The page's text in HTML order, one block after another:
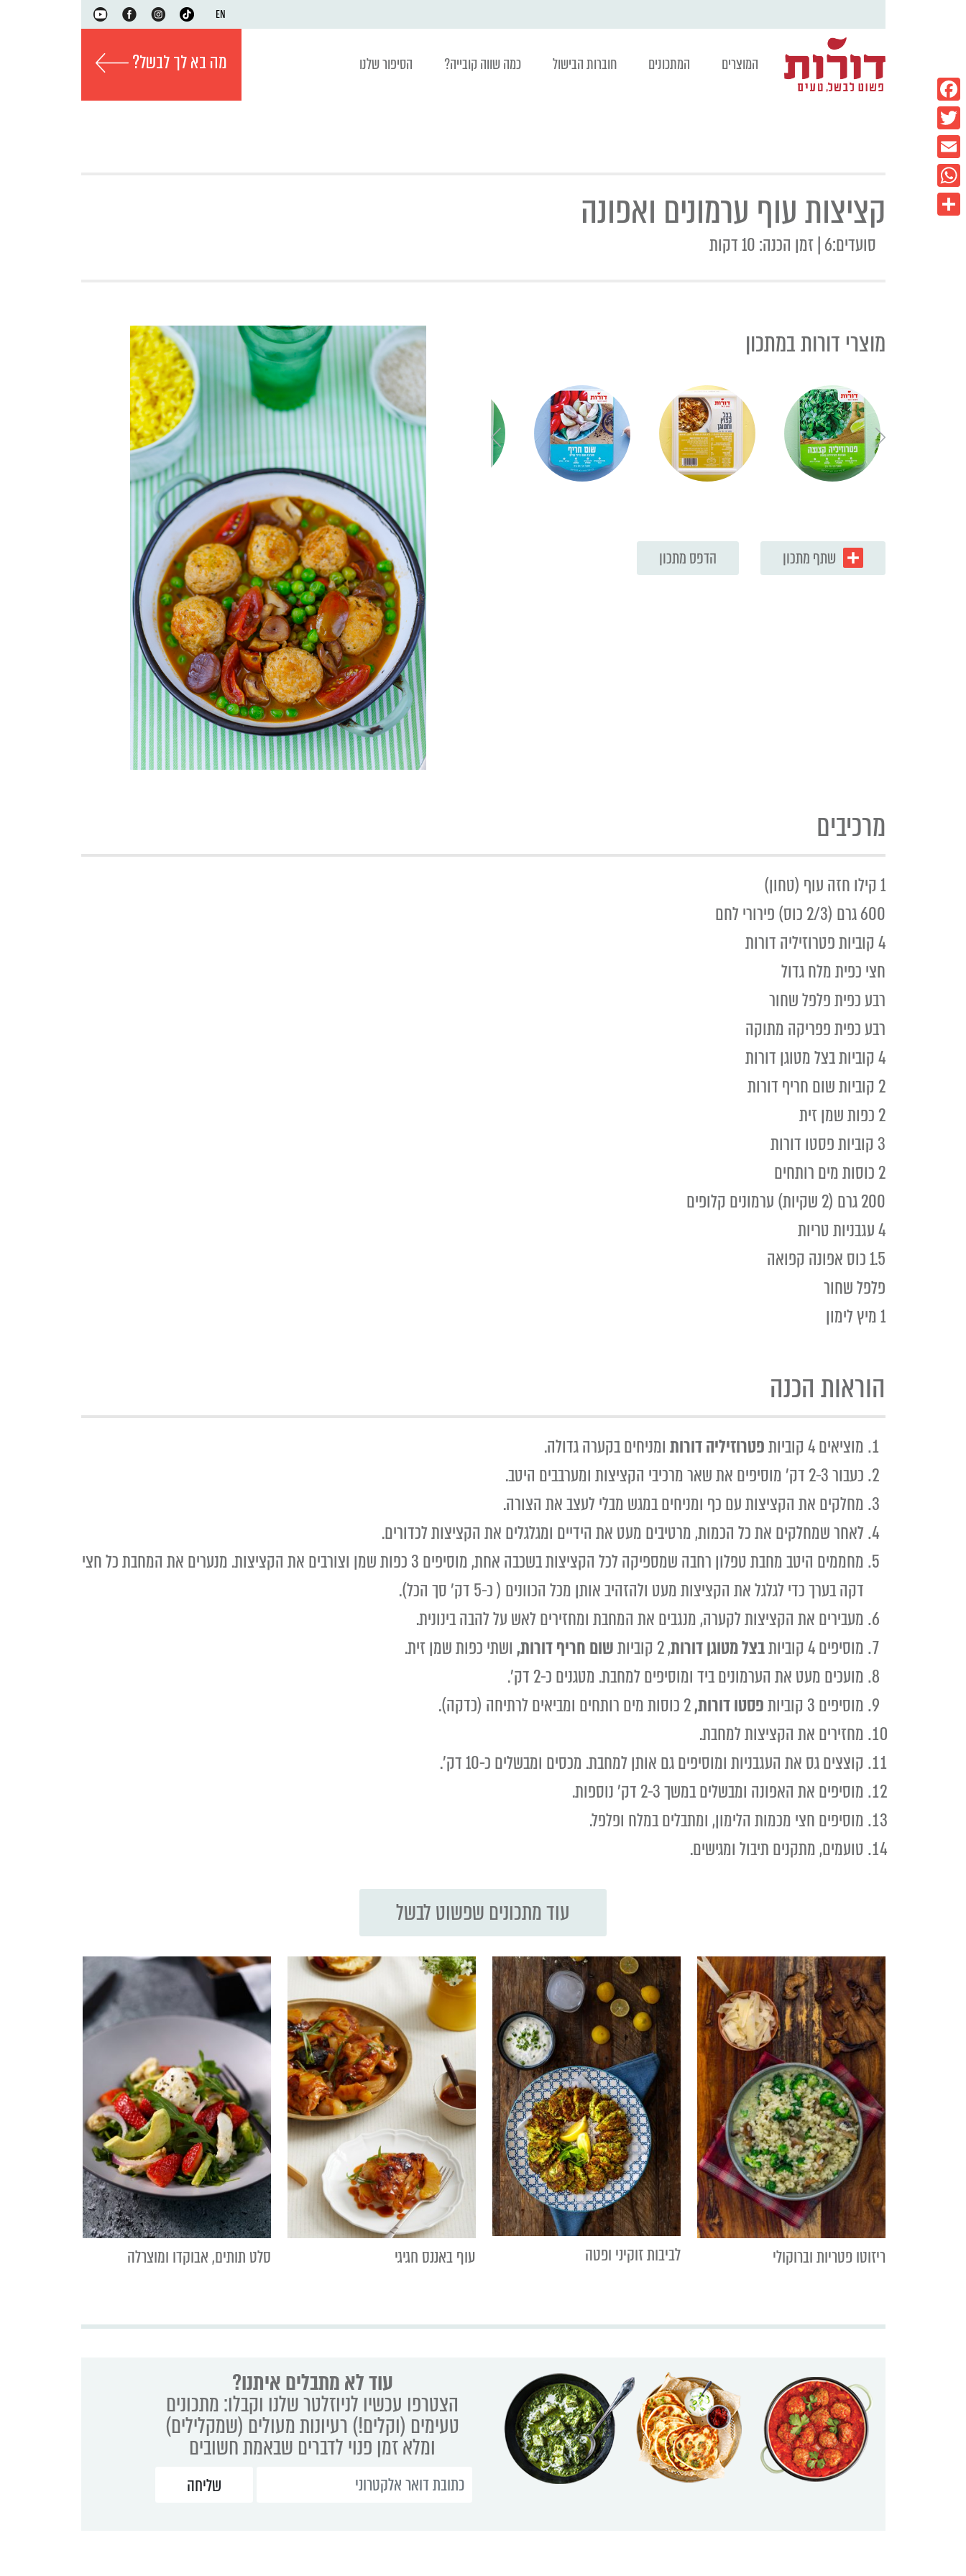
EN
המוצרים המתכונים חוברות הבישול כמה שווה קובייה? הסיפור שלנו מה בא לך לבשל?
קציצות עוף ערמונים ואפונה
סועדים:6 | זמן הכנה: 10 דקות
מוצרי דורות במתכון
הדפס מתכון שתף מתכון
מרכיבים
1 קילו חזה עוף (טחון)
600 גרם (2/3 כוס) פירורי לחם
4 קוביות פטרוזיליה דורות
חצי כפית מלח גדול
רבע כפית פלפל שחור
רבע כפית פפריקה מתוקה
4 קוביות בצל מטוגן דורות
2 קוביות שום חריף דורות
2 כפות שמן זית
3 קוביות פסטו דורות
2 כוסות מים רותחים
200 גרם (2 שקיות) ערמונים קלופים
4 עגבניות טריות
1.5 כוס אפונה קפואה
פלפל שחור
1 מיץ לימון
הוראות הכנה
מוציאים 4 קוביות פטרוזיליה דורותומניחים בקערה גדולה.
כעבור 2-3 דק' מוסיפים את שאר מרכיבי הקציצות ומערבבים היטב.
מחלקים את הקציצות עם כף ומניחים במגש מבלי לעצב את הצורה.
לאחר שמחלקים את כל הכמות, מרטיבים מעט את הידיים ומגלגלים את הקציצות לכדורים.
מחממים היטב מחבת טפלון רחבה שמספיקה לכל הקציצות בשכבה אחת, מוסיפים 3 כפות שמן וצורבים את הקציצות. מנערים את המחבת כל חצי
דקה בערך כדי לגלגל את הקציצות מעט ולהזהיב אותן מכל הכוונים ( כ-5 דק' סך הכל).
מעבירים את הקציצות לקערה, מנגבים את המחבת ומחזירים לאש על להבה בינונית.
מוסיפים 4 קוביות
בצל מטוגן דורות, 2 קוביות שום חריף דורות,ושתי כפות שמן זית.
מועכים מעט את הערמונים ביד ומוסיפים למחבת. מטגנים כ-2 דק'.
מוסיפים 3 קוביות
פסטו דורות,2 כוסות מים רותחים ומביאים לרתיחה (כדקה).
מחזירים את הקציצות למחבת.
קוצצים גס את העגבניות ומוסיפים גם אותן למחבת. מכסים ומבשלים כ-10 דק'.
מוסיפים את האפונה ומבשלים במשך 2-3 דק' נוספות.
מוסיפים חצי מכמות הלימון, ומתבלים במלח ופלפל.
טועמים, מתקנים תיבול ומגישים.
עוד מתכונים שפשוט לבשל
ריזוטו פטריות וברוקולי לביבות זוקיני ופטה עוף באננס חגיגי סלט תותים, אבוקדו ומוצרלה
עוד לא מתבלים איתנו?
הצטרפו עכשיו לניוזלטר שלנו וקבלו: מתכונים
טעימים (וקלים!) רעיונות מעולים (שמקלילים)
ומלא זמן פנוי לדברים שבאמת חשובים
Facebook
Twitter
Email
WhatsApp